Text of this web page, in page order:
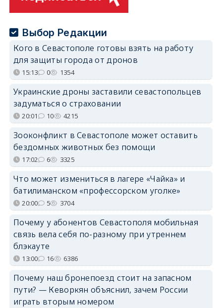
Выбор Редакции
Кого в Севастополе готовы взять на работу
для защиты города от дронов
15:13 0 1354
Украинские дроны заставили севастопольцев
задуматься о страховании
20:01 10 4215
Зооконфликт в Севастополе может оставить
бездомных животных без помощи
17:02 6 3325
Что может измениться в лагере «Чайка» и
батилиманском «профессорском уголке»
20:00 5 3704
Почему у абонентов Севастополя мобильная
связь вела себя по-разному при утреннем
блэкауте
13:00 16 6386
Почему наш бронепоезд стоит на запасном
пути? — Кеворкян объяснил, зачем России
играть вторым номером